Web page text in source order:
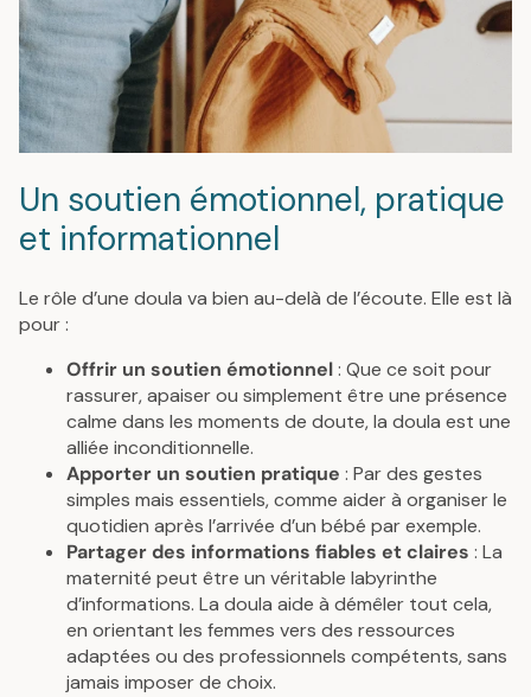
Un soutien émotionnel, pratique
et informationnel
Le rôle d’une doula va bien au-delà de l’écoute. Elle est là
pour :
Offrir un soutien émotionnel: Que ce soit pour
rassurer, apaiser ou simplement être une présence
calme dans les moments de doute, la doula est une
alliée inconditionnelle.
Apporter un soutien pratique : Par des gestes
simples mais essentiels, comme aider à organiser le
quotidien après l’arrivée d’un bébé par exemple.
Partager des informations fiables et claires : La
maternité peut être un véritable labyrinthe
d’informations. La doula aide à démêler tout cela,
en orientant les femmes vers des ressources
adaptées ou des professionnels compétents, sans
jamais imposer de choix.